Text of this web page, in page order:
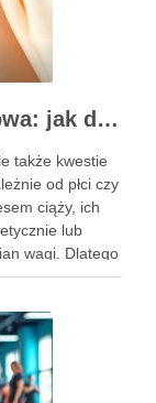
Profilaktyka przeciwrozstępowa: jak dbać o skórę skutecznie?
także kwestie
od płci czy
ciąży, ich
lub
wagi. Dlatego
…